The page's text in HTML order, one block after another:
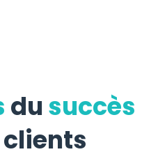
du succès